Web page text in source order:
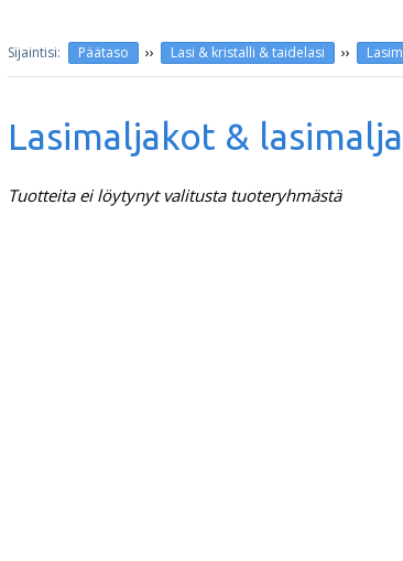
Päätaso ›› Lasi & kristalli & taidelasi ››
Lasimaljakot &
Tuotteita ei löytynyt valitusta tuoteryhmästä